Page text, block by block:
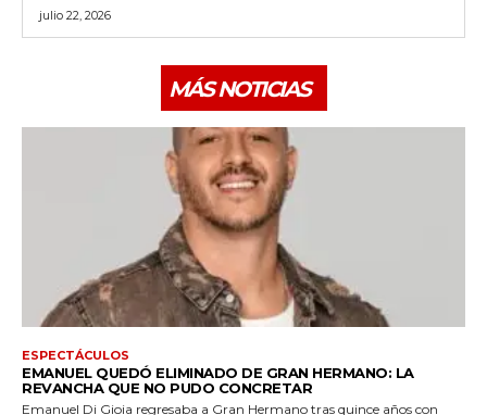
julio 22, 2026
MÁS NOTICIAS
ESPECTÁCULOS
EMANUEL QUEDÓ ELIMINADO DE GRAN HERMANO: LA
REVANCHA QUE NO PUDO CONCRETAR
Emanuel Di Gioia regresaba a Gran Hermano tras quince años con